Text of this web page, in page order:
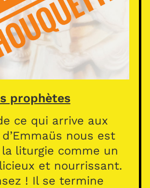
prophètes
ce qui arrive aux
nous est
liturgie comme un
et nourrissant.
! Il se termine